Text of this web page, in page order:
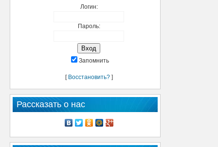
Логин:
Пароль:
Запомнить
[ Восстановить?]
Рассказать о нас